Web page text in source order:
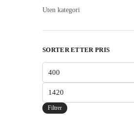
Uten kategori
SORTER ETTER PRIS
pris
Filtrer